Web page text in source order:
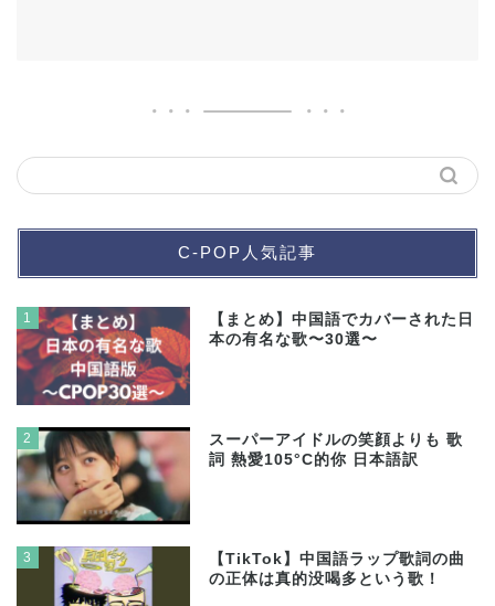
C-POP人気記事
1
【まとめ】中国語でカバーされた日
本の有名な歌〜30選〜
2
スーパーアイドルの笑顔よりも 歌
詞 熱愛105°C的你 日本語訳
3
【TikTok】中国語ラップ歌詞の曲
の正体は真的没喝多という歌！